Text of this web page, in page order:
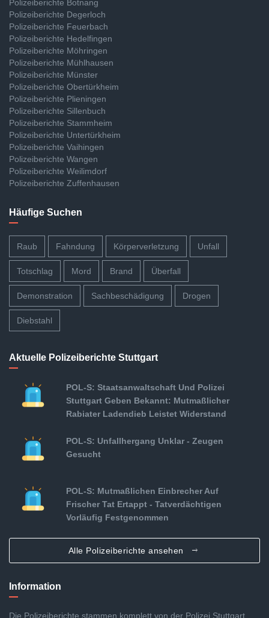
Polizeiberichte Botnang
Polizeiberichte Degerloch
Polizeiberichte Feuerbach
Polizeiberichte Hedelfingen
Polizeiberichte Möhringen
Polizeiberichte Mühlhausen
Polizeiberichte Münster
Polizeiberichte Obertürkheim
Polizeiberichte Plieningen
Polizeiberichte Sillenbuch
Polizeiberichte Stammheim
Polizeiberichte Untertürkheim
Polizeiberichte Vaihingen
Polizeiberichte Wangen
Polizeiberichte Weilimdorf
Polizeiberichte Zuffenhausen
Häufige Suchen
Raub Fahndung Körperverletzung Unfall
Totschlag Mord Brand Überfall
Demonstration Sachbeschädigung Drogen
Diebstahl
Aktuelle Polizeiberichte Stuttgart
POL-S: Staatsanwaltschaft Und Polizei
Stuttgart Geben Bekannt: Mutmaßlicher
Rabiater Ladendieb Leistet Widerstand
POL-S: Unfallhergang Unklar - Zeugen
Gesucht
POL-S: Mutmaßlichen Einbrecher Auf
Frischer Tat Ertappt - Tatverdächtigen
Vorläufig Festgenommen
Alle Polizeiberichte ansehen
Information
Die Polizeiberichte stammen komplett von der Polizei Stuttgart